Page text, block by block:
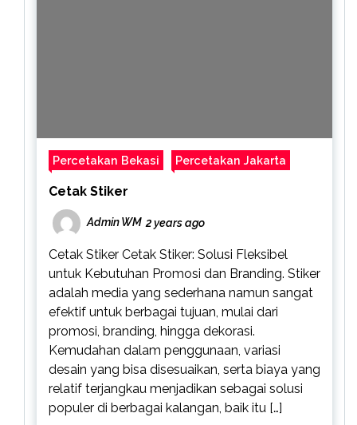
Percetakan Bekasi Percetakan Jakarta
Cetak Stiker
Admin WM 2 years ago
Cetak Stiker Cetak Stiker: Solusi Fleksibel
untuk Kebutuhan Promosi dan Branding. Stiker
adalah media yang sederhana namun sangat
efektif untuk berbagai tujuan, mulai dari
promosi, branding, hingga dekorasi.
Kemudahan dalam penggunaan, variasi
desain yang bisa disesuaikan, serta biaya yang
relatif terjangkau menjadikan sebagai solusi
populer di berbagai kalangan, baik itu […]